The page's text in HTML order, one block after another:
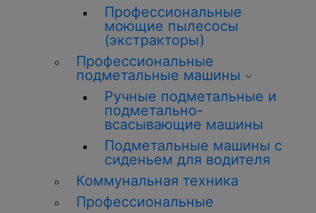
Профессиональные
моющие пылесосы
(экстракторы)
Профессиональные
подметальные машины
Ручные подметальные и
подметально-
всасывающие машины
Подметальные машины с
сиденьем для водителя
Коммунальная техника
Профессиональные